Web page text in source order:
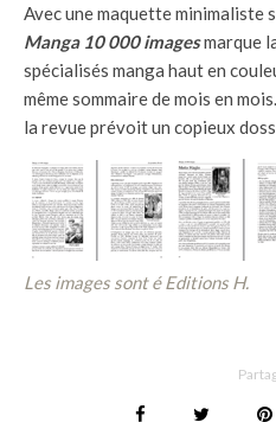
Avec une maquette minimaliste
Manga 10 000 imagesmarque
spécialisés manga haut en
même sommaire de mois en
la revue prévoit un copieux
Les images sont é Editions H.